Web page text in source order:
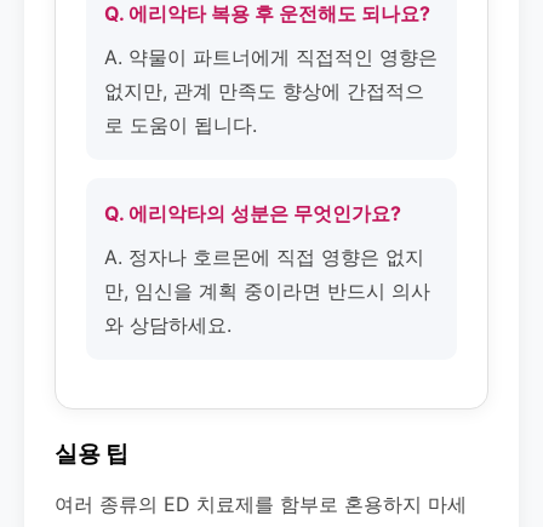
Q. 에리악타 복용 후 운전해도 되나요?
A. 약물이 파트너에게 직접적인 영향은
없지만, 관계 만족도 향상에 간접적으
로 도움이 됩니다.
Q. 에리악타의 성분은 무엇인가요?
A. 정자나 호르몬에 직접 영향은 없지
만, 임신을 계획 중이라면 반드시 의사
와 상담하세요.
실용 팁
여러 종류의 ED 치료제를 함부로 혼용하지 마세